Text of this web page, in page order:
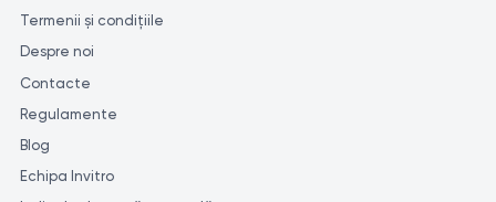
Termenii și condițiile
Despre noi
Contacte
Regulamente
Blog
Echipa Invitro